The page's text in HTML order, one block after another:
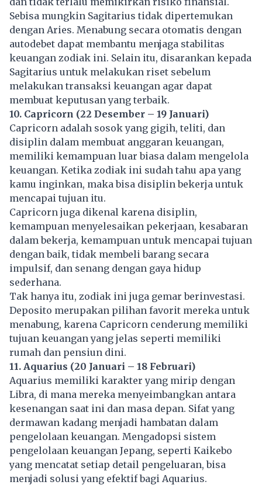
Sebisa mungkin Sagitarius tidak dipertemukan
dengan Aries. Menabung secara otomatis dengan
autodebet dapat membantu menjaga stabilitas
keuangan zodiak ini. Selain itu, disarankan kepada
Sagitarius untuk melakukan riset sebelum
melakukan transaksi keuangan agar dapat
membuat keputusan yang terbaik.
10. Capricorn (22 Desember – 19 Januari)
Capricorn adalah sosok yang gigih, teliti, dan
disiplin dalam membuat anggaran keuangan,
memiliki kemampuan luar biasa dalam mengelola
keuangan. Ketika zodiak ini sudah tahu apa yang
kamu inginkan, maka bisa disiplin bekerja untuk
mencapai tujuan itu.
Capricorn juga dikenal karena disiplin,
kemampuan menyelesaikan pekerjaan, kesabaran
dalam bekerja, kemampuan untuk mencapai tujuan
dengan baik, tidak membeli barang secara
impulsif, dan senang dengan gaya hidup
sederhana.
Tak hanya itu, zodiak ini juga gemar berinvestasi.
Deposito merupakan pilihan favorit mereka untuk
menabung, karena Capricorn cenderung memiliki
tujuan keuangan yang jelas seperti memiliki
rumah dan pensiun dini.
11. Aquarius (20 Januari – 18 Februari)
Aquarius memiliki karakter yang mirip dengan
Libra, di mana mereka menyeimbangkan antara
kesenangan saat ini dan masa depan. Sifat yang
dermawan kadang menjadi hambatan dalam
pengelolaan keuangan. Mengadopsi sistem
pengelolaan keuangan Jepang, seperti Kaikebo
yang mencatat setiap detail pengeluaran, bisa
menjadi solusi yang efektif bagi Aquarius.